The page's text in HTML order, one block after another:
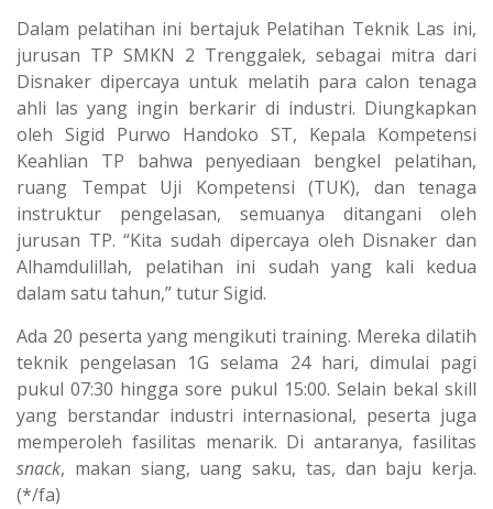
Dalam pelatihan ini bertajuk Pelatihan Teknik Las ini,
jurusan TP SMKN 2 Trenggalek, sebagai mitra dari
Disnaker dipercaya untuk melatih para calon tenaga
ahli las yang ingin berkarir di industri. Diungkapkan
oleh Sigid Purwo Handoko ST, Kepala Kompetensi
Keahlian TP bahwa penyediaan bengkel pelatihan,
ruang Tempat Uji Kompetensi (TUK), dan tenaga
instruktur pengelasan, semuanya ditangani oleh
jurusan TP. “Kita sudah dipercaya oleh Disnaker dan
Alhamdulillah, pelatihan ini sudah yang kali kedua
dalam satu tahun,” tutur Sigid.
Ada 20 peserta yang mengikuti training. Mereka dilatih
teknik pengelasan 1G selama 24 hari, dimulai pagi
pukul 07:30 hingga sore pukul 15:00. Selain bekal skill
yang berstandar industri internasional, peserta juga
memperoleh fasilitas menarik. Di antaranya, fasilitas
snack, makan siang, uang saku, tas, dan baju kerja.
(*/fa)